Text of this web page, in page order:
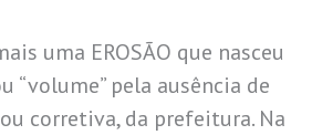
uma EROSÃO que nasceu
“volume” pela ausência de
corretiva, da prefeitura. Na